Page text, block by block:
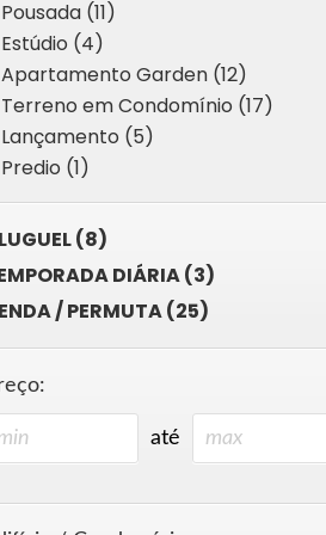
Pousada (11)
Estúdio (4)
Apartamento Garden (12)
Terreno em Condomínio (17)
Lançamento (5)
Predio (1)
(8)
DIÁRIA (3)
/ PERMUTA (25)
até